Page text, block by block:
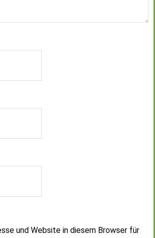
und Website in diesem Browser für